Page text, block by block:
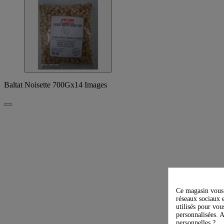
Baltat Noisette 700Gx14 Images
Ce magasin
réseaux sociaux
utilisés pour
personnalisées.